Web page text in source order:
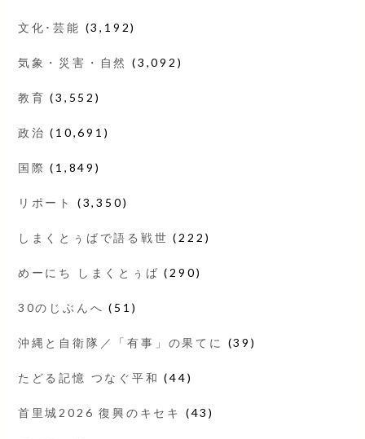
文化･芸能 (3,192)
気象・災害・自然 (3,092)
教育 (3,552)
政治 (10,691)
国際 (1,849)
リポート (3,350)
しまくとぅばで語る戦世 (222)
めーにち しまくとぅば (290)
30のじぶんへ (51)
沖縄と自衛隊／「有事」の果てに (39)
たどる記憶 つなぐ平和 (44)
首里城2026 復興のキセキ (43)